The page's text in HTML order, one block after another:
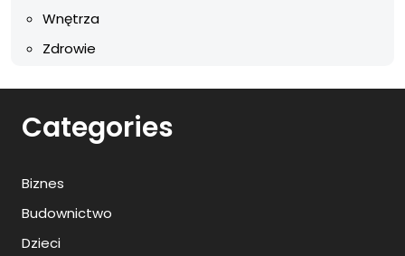
Wnętrza
Zdrowie
Categories
Biznes
Budownictwo
Dzieci